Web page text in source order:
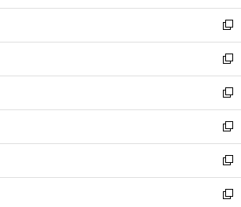
開
く
ウ
で
開
く
ン
ド
ウ
で
開
く
新
し
い
ウ
ィ
ン
ド
ウ
で
開
く
新
し
い
ウ
ィ
ン
ド
ウ
で
新
し
い
ウ
ィ
ン
ド
新
し
い
ウ
ィ
新
し
い
新